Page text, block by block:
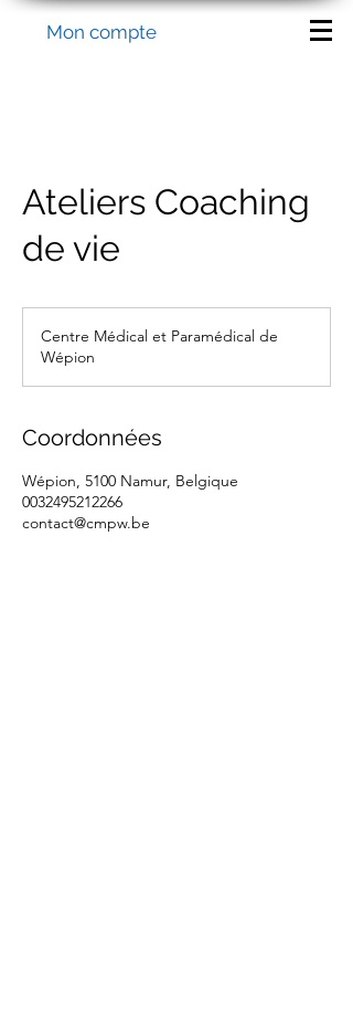
Mon compte
Ateliers Coaching
de vie
Centre Médical et Paramédical de
Wépion
Coordonnées
Wépion, 5100 Namur, Belgique
0032495212266
contact@cmpw.be